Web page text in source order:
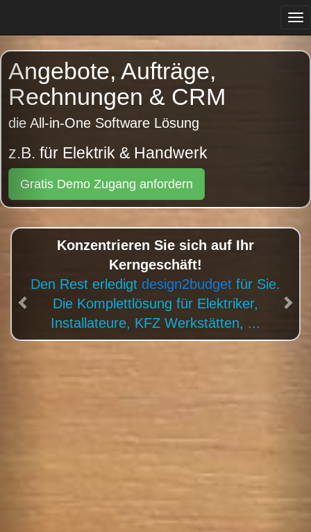
Angebote, Aufträge,
Rechnungen & CRM
die All-in-One Software Lösung
z.B. für Gärtner & Gartengestalter
Gratis Demo Zugang anfordern
Konzentrieren Sie sich auf Ihr
Kerngeschäft!
Den Rest erledigt design2budget für Sie.
Die Komplettlösung für Gärtner, Floristen,
Tischler, Künstler, ...